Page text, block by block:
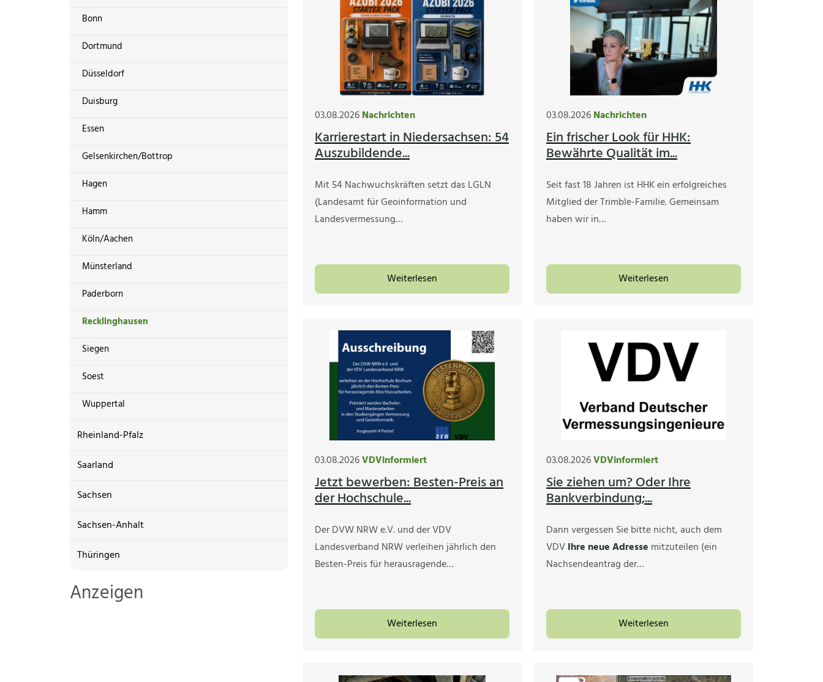
Bonn
Dortmund
Düsseldorf
Duisburg
Essen
Gelsenkirchen/Bottrop
Hagen
Hamm
Köln/Aachen
Münsterland
Paderborn
Recklinghausen
Siegen
Soest
Wuppertal
Rheinland-Pfalz
Saarland
Sachsen
Sachsen-Anhalt
Thüringen
Anzeigen
03.08.2026Nachrichten
Karrierestart in Niedersachsen: 54
Auszubildende...
Mit 54 Nachwuchskräften setzt das LGLN
(Landesamt für Geoinformation und
Landesvermessung…
Weiterlesen
03.08.2026Nachrichten
Ein frischer Look für HHK:
Bewährte Qualität im...
Seit fast 18 Jahren ist HHK ein erfolgreiches
Mitglied der Trimble-Familie. Gemeinsam
haben wir in…
Weiterlesen
03.08.2026VDVinformiert
Jetzt bewerben: Besten-Preis an
der Hochschule...
Der DVW NRW e.V. und der VDV
Landesverband NRW verleihen jährlich den
Besten-Preis für herausragende…
Weiterlesen
03.08.2026VDVinformiert
Sie ziehen um? Oder Ihre
Bankverbindung;...
Dann vergessen Sie bitte nicht, auch dem
VDVIhre neue Adresse mitzuteilen (ein
Nachsendeantrag der…
Weiterlesen